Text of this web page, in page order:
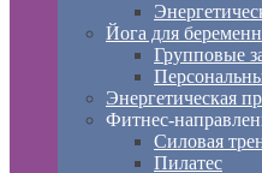
Йога для
Групповые
Энергетическая
Фитнес-
Силовая
Пилатес